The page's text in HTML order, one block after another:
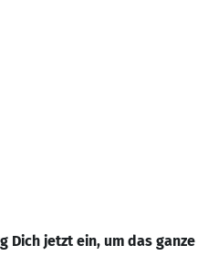
Dich jetzt ein, um das